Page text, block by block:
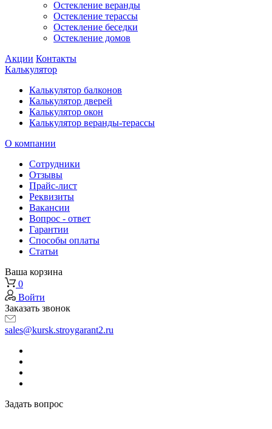
Остекление веранды
Остекление терассы
Остекление беседки
Остекление домов
Акции Контакты
Калькулятор
Калькулятор балконов
Калькулятор дверей
Калькулятор окон
Калькулятор веранды-терассы
О компании
Сотрудники
Отзывы
Прайс-лист
Реквизиты
Вакансии
Вопрос - ответ
Гарантии
Способы оплаты
Статьи
Ваша корзина
0
Войти
Заказать звонок
sales@kursk.stroygarant2.ru
Задать вопрос